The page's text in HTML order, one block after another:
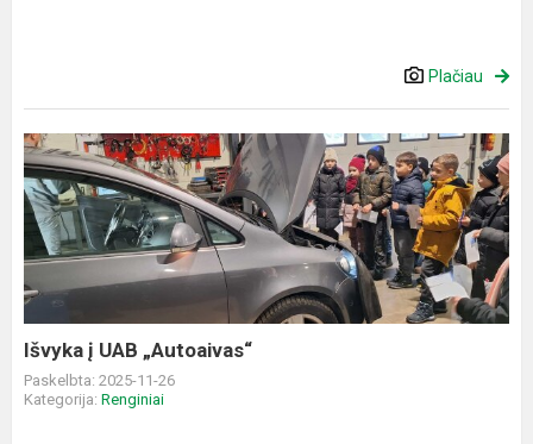
Plačiau
Išvyka
į
UAB
„Autoaivas“
Išvyka į UAB „Autoaivas“
Paskelbta: 2025-11-26
Kategorija: Renginiai